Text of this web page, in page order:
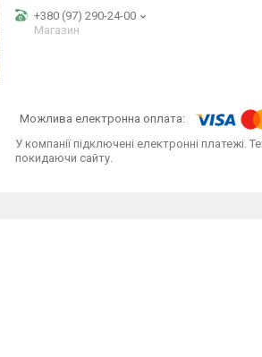
+380 (97) 290-24-00
Магазин
У компанії підключені електронні платежі.
покидаючи сайту.